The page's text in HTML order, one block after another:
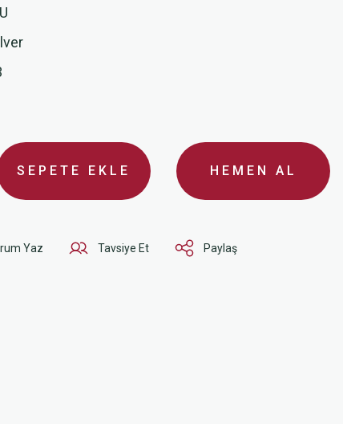
SEPETE EKLE HEMEN AL
Yaz Tavsiye Et Paylaş